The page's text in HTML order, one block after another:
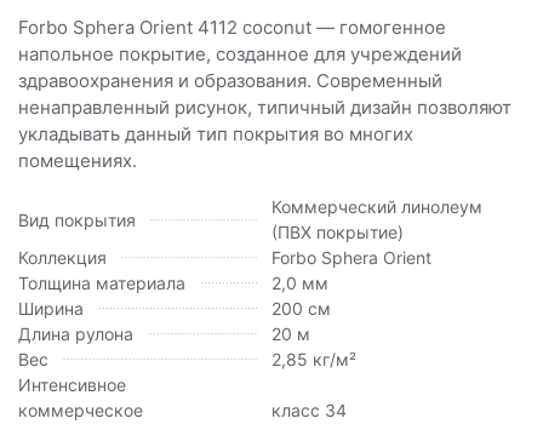
Forbo Sphera Orient 4112 coconut — гомогенное
напольное покрытие, созданное для учреждений
здравоохранения и образования. Современный
ненаправленный рисунок, типичный дизайн позволяют
укладывать данный тип покрытия во многих
помещениях.
Вид покрытия
Коммерческий линолеум
(ПВХ покрытие)
Коллекция
Forbo Sphera Orient
Толщина материала
2,0 мм
Ширина
200 см
Длина рулона
20 м
Вес
2,85 кг/м²
Интенсивное
коммерческое
класс 34